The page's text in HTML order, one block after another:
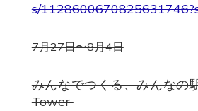
s/
7月27日〜8月4日
みんなでつくる、みんなの
Tower